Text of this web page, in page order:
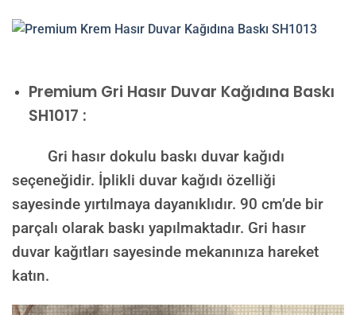
Premium Gri Hasır Duvar Kağıdına Baskı
SH1017 :
Gri hasır dokulu baskı duvar kağıdı
seçeneğidir. İplikli duvar kağıdı özelliği
sayesinde yırtılmaya dayanıklıdır. 90 cm’de bir
parçalı olarak baskı yapılmaktadır. Gri hasır
duvar kağıtları sayesinde mekanınıza hareket
katın.